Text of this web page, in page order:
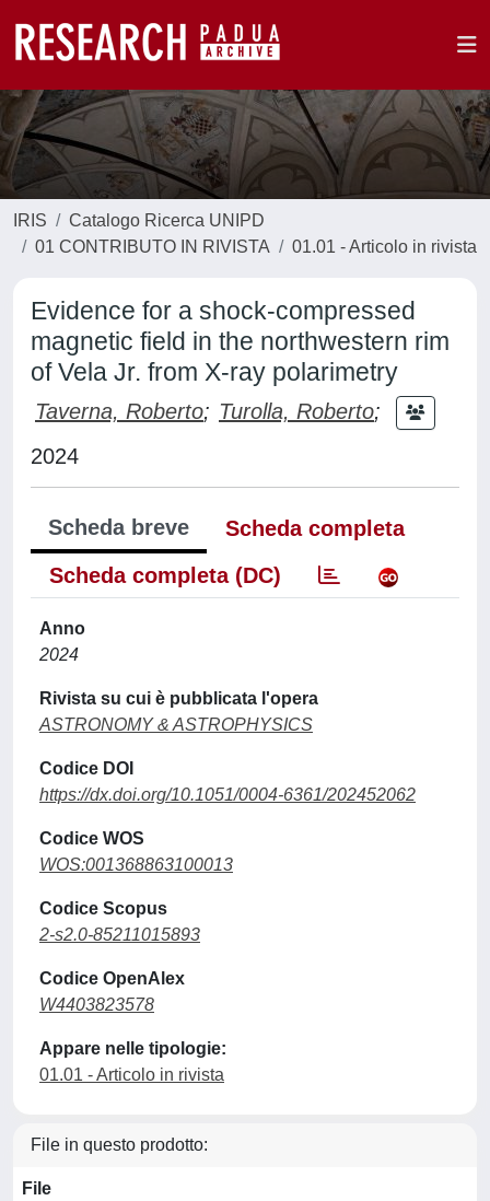
IRIS
Catalogo Ricerca UNIPD
01 CONTRIBUTO IN RIVISTA
01.01 - Articolo in rivista
Evidence for a shock-compressed
magnetic field in the northwestern rim
of Vela Jr. from X-ray polarimetry
Taverna, Roberto; Turolla, Roberto;
2024
Scheda breve
Scheda completa
Scheda completa (DC)
Anno
2024
Rivista su cui è pubblicata l'opera
ASTRONOMY & ASTROPHYSICS
Codice DOI
https://dx.doi.org/10.1051/0004-6361/202452062
Codice WOS
WOS:001368863100013
Codice Scopus
2-s2.0-85211015893
Codice OpenAlex
W4403823578
Appare nelle tipologie:
01.01 - Articolo in rivista
File in questo prodotto:
File